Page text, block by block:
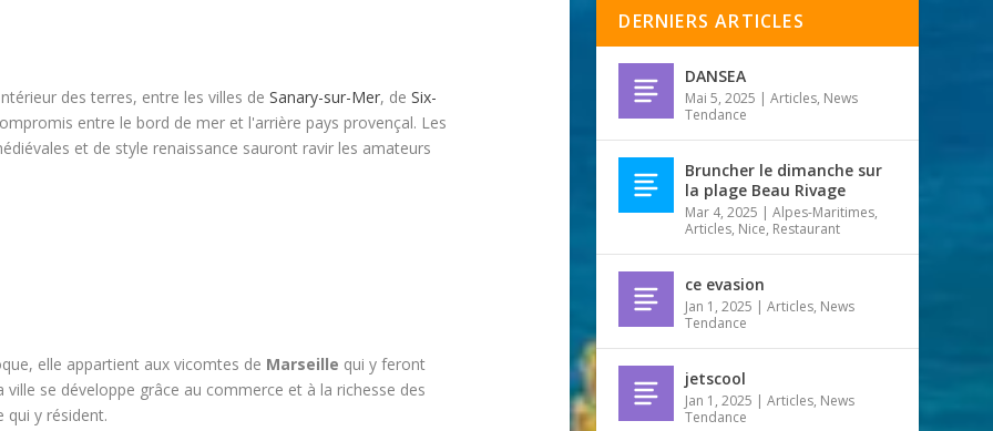
des terres, entre les villes de Sanary-sur-Mer, de Six-
entre le bord de mer et l'arrière pays provençal. Les
et de style renaissance sauront ravir les amateurs
elle appartient aux vicomtes de Marseille qui y feront
se développe grâce au commerce et à la richesse des
qui y résident.
DERNIERS ARTICLES
DANSEA
Mai 5, 2025 |Articles, News
Tendance
Bruncher le dimanche sur
la plage Beau Rivage
Mar 4, 2025 |Alpes-Maritimes,
Articles, Nice, Restaurant
ce evasion
Jan 1, 2025 |Articles, News
Tendance
jetscool
Jan 1, 2025 |Articles, News
Tendance